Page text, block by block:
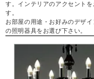
す。インテリアのアクセント
す。
お部屋の用途・お好みのデザ
の照明器具をお選び下さい。